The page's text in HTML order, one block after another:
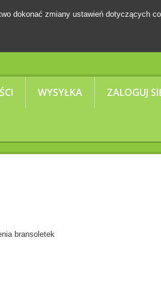
WYSYŁKA ZALOGUJ
dokonać zmiany ustawień dotyczących
bransoletek